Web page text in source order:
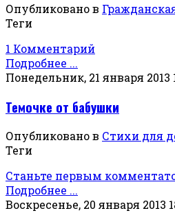
Опубликовано в
Теги
1 Комментарий
Подробнее ...
Понедельник, 21 января 2013
Темочке от бабушки
Опубликовано в Стихи для
Теги
Станьте первым
Подробнее ...
Воскресенье, 20 января 2013